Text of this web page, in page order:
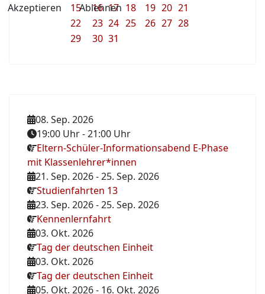
15
16 17 18 19 20 21
22
23 24 25 26 27 28
29
30 31
08. Sep. 2026
19:00 Uhr-21:00 Uhr
Eltern-Schüler-Informationsabend E-Phase
mit Klassenlehrer*innen
21. Sep. 2026-25. Sep. 2026
Studienfahrten 13
23. Sep. 2026-25. Sep. 2026
Kennenlernfahrt
03. Okt. 2026
Tag der deutschen Einheit
03. Okt. 2026
Tag der deutschen Einheit
05. Okt. 2026- 16. Okt. 2026
Akzeptieren
Ablehnen